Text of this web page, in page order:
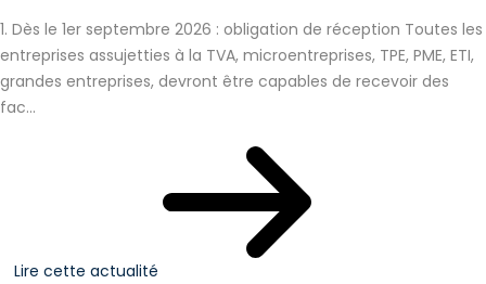
1. Dès le 1er septembre 2026 : obligation de réception Toutes les
entreprises assujetties à la TVA, microentreprises, TPE, PME, ETI,
grandes entreprises, devront être capables de recevoir des
fac...
Lire cette actualité